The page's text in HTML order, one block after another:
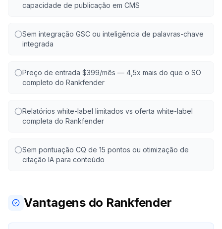
capacidade de publicação em CMS
Sem integração GSC ou inteligência de palavras-chave
integrada
Preço de entrada $399/mês — 4,5x mais do que o SO
completo do Rankfender
Relatórios white-label limitados vs oferta white-label
completa do Rankfender
Sem pontuação CQ de 15 pontos ou otimização de
citação IA para conteúdo
Vantagens do Rankfender